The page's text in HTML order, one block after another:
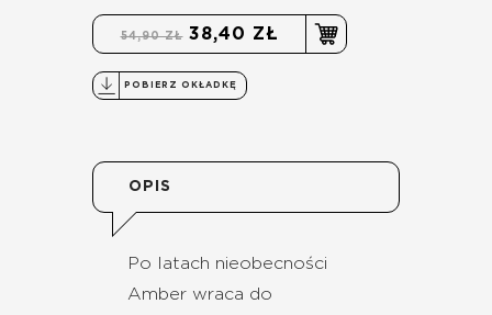
54,90 ZŁ 38,40 ZŁ
POBIERZ OKŁADKĘ
OPIS
Po latach nieobecności
Amber wraca do